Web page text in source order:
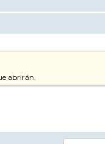
abrirán.